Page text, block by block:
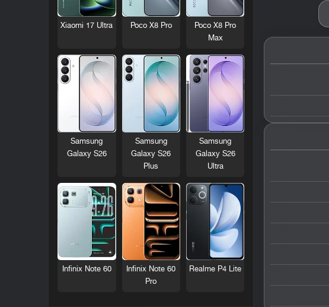
Poco X8 Pro
Max
Poco X8 Pro
Xiaomi 17 Ultra
Samsung
Galaxy S26
Ultra
Samsung
Galaxy S26
Plus
Samsung
Galaxy S26
Realme P4 Lite
Infinix Note 60
Pro
Infinix Note 60